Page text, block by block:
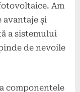
Am
avantaje și
a sistemului
de nevoile
componentele